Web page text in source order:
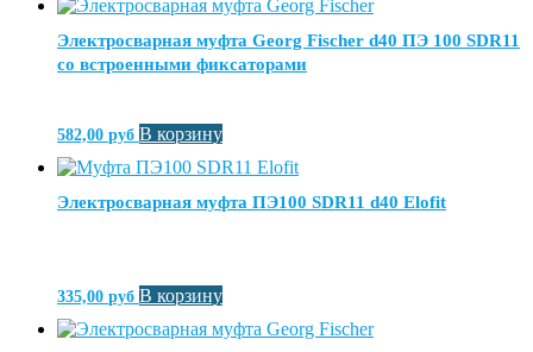
Электросварная муфта Georg Fischer d40 ПЭ 100 SDR11
со встроенными фиксаторами
582,00 руб В корзину
Электросварная муфта ПЭ100 SDR11 d40 Elofit
335,00 руб В корзину